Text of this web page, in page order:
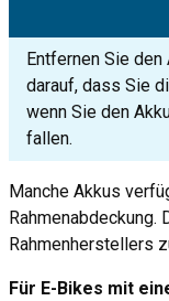
Entfernen Sie
darauf, dass Sie
wenn Sie den
fallen.
Manche Akkus
Rahmenabdeckung.
Rahmenherstellers
Für E-Bikes mit